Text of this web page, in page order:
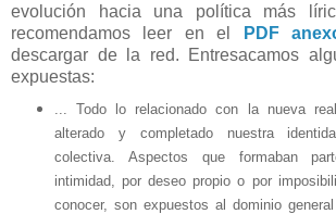
evolución hacia una política más
recomendamos leer en el
PDF
descargar de la red. Entresacamos
expuestas:
... Todo lo relacionado con la nueva
alterado y completado nuestra
colectiva. Aspectos que formaban
intimidad, por deseo propio o por
conocer, son expuestos al dominio